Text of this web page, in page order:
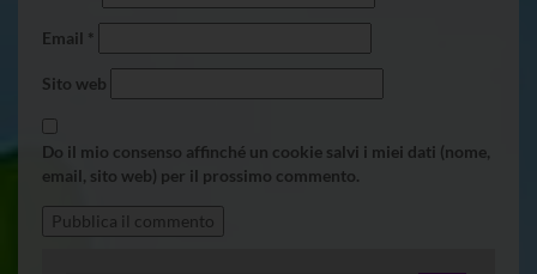
Email *
Sito web
Do il mio consenso affinché un cookie salvi i miei dati (nome,
email, sito web) per il prossimo commento.